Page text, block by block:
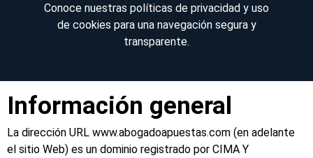
Conoce nuestras políticas de privacidad y uso
de cookies para una navegación segura y
transparente.
Información general
La dirección URL www.abogadoapuestas.com (en adelante
el sitio Web) es un dominio registrado por CIMA Y